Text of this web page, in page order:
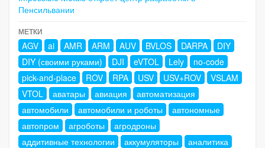
Пенсильвании
МЕТКИ
AGV ai AMR ARM AUV BVLOS DARPA
DIY
DIY (своими руками)
DJI eVTOL Lely
no-code
pick-and-place
ROV RPA USV USV+ROV
VSLAM
VTOL
аватары авиация
автоматизация
автомобили
автомобили и роботы
автономные
автопром
агроботы
агродроны
аддитивные технологии
аккумуляторы
аналитика